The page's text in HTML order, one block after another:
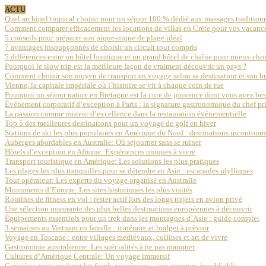
ACTU
Quel archipel tropical choisir pour un séjour 100 % dédié aux massages
Comment comparer efficacement les locations de villas en Crète pour vos
5 conseils pour préparer son pique-nique de plage idéal
7 avantages insoupçonnés de choisir un circuit tout compris
5 différences entre un hôtel boutique et un grand hôtel de chaîne pour mieux
Pourquoi le slow trip est la meilleure façon de vraiment découvrir un pays ?
Comment choisir son moyen de transport en voyage selon sa destination et son
Vienne, la capitale impériale où l’histoire se vit à chaque coin de rue
Pourquoi un séjour nature en Bretagne est la cure de jouvence dont vous avez
Événement corporatif d’exception à Paris : la signature gastronomique du chef
La passion comme moteur d’excellence dans la restauration événementielle
Top 5 des meilleures destinations pour un voyage de golf en hiver
Stations de ski les plus populaires en Amérique du Nord : destinations
Auberges abordables en Australie: Où séjourner sans se ruiner
Hôtels d’exception en Afrique: Expériences uniques à vivre
Transport touristique en Amérique: Les solutions les plus pratiques
Les plages les plus tranquilles pour se détendre en Asie : escapades idylliques
Tour opérateur: Les experts du voyage organisé en Australie
Monuments d’Europe: Les sites historiques les plus visités
Routines de fitness en vol : rester actif lors des longs trajets en avion privé
Une sélection inspirante des plus belles destinations européennes à découvrir
Équipements essentiels pour un trek dans les montagnes d’Asie : guide complet
3 semaines au Vietnam en famille : itinéraire et budget à prévoir
Voyage en Toscane : entre villages médiévaux, collines et art de vivre
Gastronomie australienne: Les spécialités à ne pas manquer
Cultures d’Amérique Centrale: Un voyage immersif